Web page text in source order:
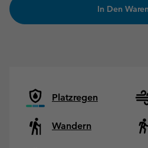
In Den
Platzregen
Wandern